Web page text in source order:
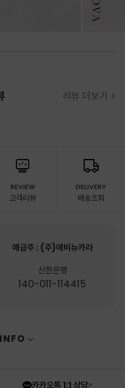
리뷰 더보기 >
REVIEW
고객리뷰
DELIVERY
배송조회
예금주 : (주)애비뉴카라
신한은행
140-011-114415
카카오톡 1:1 상담